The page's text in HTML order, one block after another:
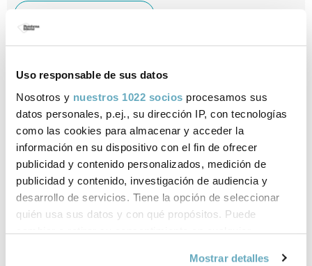
Uso responsable de sus datos
Nosotros y nuestros 1022 socios procesamos sus
datos personales, p.ej., su dirección IP, con tecnologías
como las cookies para almacenar y acceder la
información en su dispositivo con el fin de ofrecer
publicidad y contenido personalizados, medición de
publicidad y contenido, investigación de audiencia y
desarrollo de servicios. Tiene la opción de seleccionar
quién usa sus datos y con qué propósitos. Puede
cambiar o retirar su consentimiento en cualquier
Mostrar detalles
Comprar ahora
Gastos de envío gratis a España. Envío 3-4 días laborables para península y
Ficha técnica
ISBN:978-84-16820-80-1
Páginas: 112